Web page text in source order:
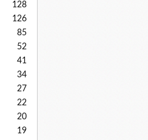
128
126
85
52
41
34
27
22
20
19